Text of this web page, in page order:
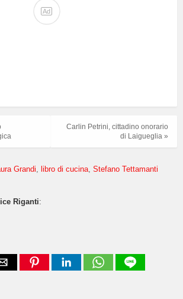
Ad
Carlin Petrini, cittadino onorario
di Laigueglia »
Grandi libro di cucina Stefano Tettamanti
Riganti: